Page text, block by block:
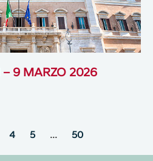
– 9 MARZO 2026
4 5 … 50